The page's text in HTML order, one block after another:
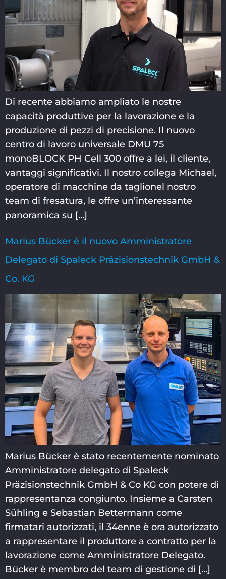
Di recente abbiamo ampliato le nostre
capacità produttive per la lavorazione e la
produzione di pezzi di precisione. Il nuovo
centro di lavoro universale DMU 75
monoBLOCK PH Cell 300 offre a lei, il cliente,
vantaggi significativi. Il nostro collega Michael,
operatore di macchine da taglionel nostro
team di fresatura, le offre un’interessante
panoramica su […]
Marius Bücker è il nuovo Amministratore
Delegato di Spaleck Präzisionstechnik GmbH &
Co. KG
Marius Bücker è stato recentemente nominato
Amministratore delegato di Spaleck
Präzisionstechnik GmbH & Co KG con potere di
rappresentanza congiunto. Insieme a Carsten
Sühling e Sebastian Bettermann come
firmatari autorizzati, il 34enne è ora autorizzato
a rappresentare il produttore a contratto per la
lavorazione come Amministratore Delegato.
Bücker è membro del team di gestione di […]